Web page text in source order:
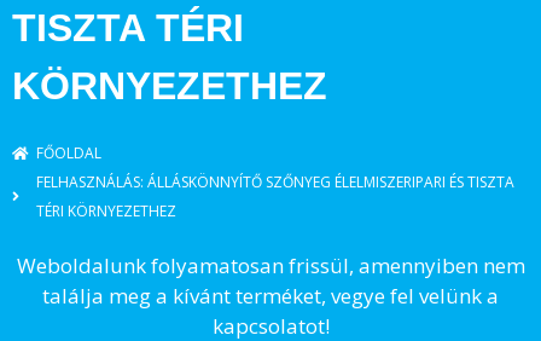
TISZTA TÉRI
KÖRNYEZETHEZ
FŐOLDAL
FELHASZNÁLÁS: ÁLLÁSKÖNNYÍTŐ SZŐNYEG ÉLELMISZERIPARI ÉS TISZTA
TÉRI KÖRNYEZETHEZ
Weboldalunk folyamatosan frissül, amennyiben nem
találja meg a kívánt terméket, vegye fel velünk a
kapcsolatot!​